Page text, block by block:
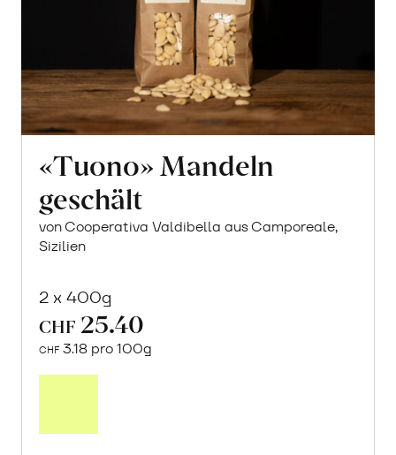
«Tuono» Mandeln
geschält
von Cooperativa Valdibella aus Camporeale,
Sizilien
2 x 400g
CHF 25.40
CHF 3.18 pro 100g